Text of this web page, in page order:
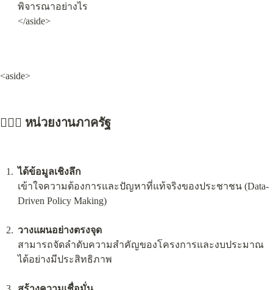
พิจารณาอย่างไร
</aside>
<aside>
👮🏻‍♂️ หน่วยงานภาครัฐ
ได้ข้อมูลเชิงลึก
เข้าใจความต้องการและปัญหาที่แท้จริงของประชาชน (Data-
Driven Policy Making)
วางแผนอย่างตรงจุด
สามารถจัดลำดับความสำคัญของโครงการและงบประมาณ
ได้อย่างมีประสิทธิภาพ